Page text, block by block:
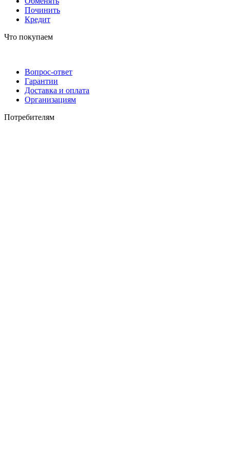
Починить
Кредит
Что покупаем
Вопрос-ответ
Гарантии
Доставка и оплата
Организациям
Потребителям